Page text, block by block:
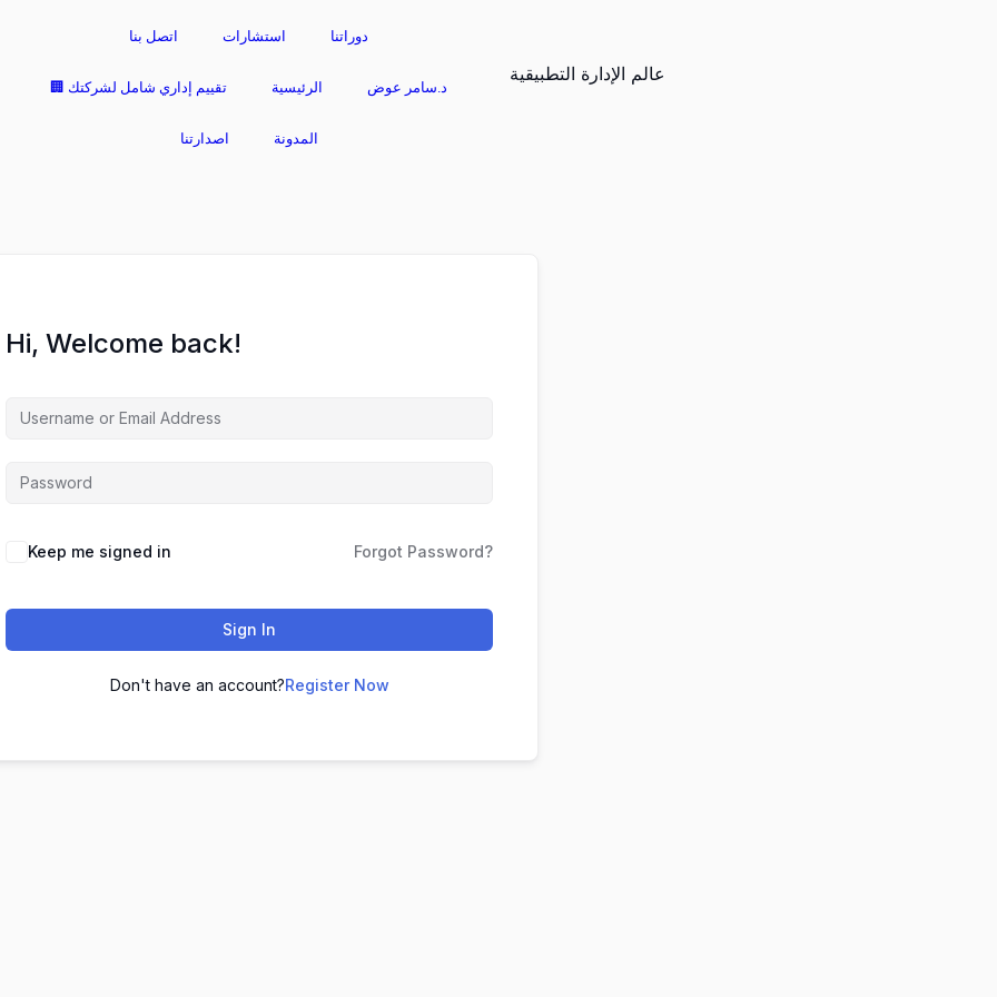
اتصل بنا استشارات دوراتنا
🏢 تقييم إداري شامل لشركتك الرئيسية د.سامر عوض
اصدارتنا المدونة
عالم الإدارة التطبيقية
Hi, Welcome back!
Keep me signed in Forgot Password?
Sign In
Don't have an account?Register Now